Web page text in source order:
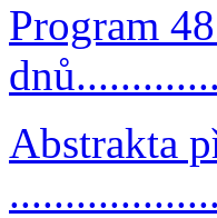
Program
Abstrakta